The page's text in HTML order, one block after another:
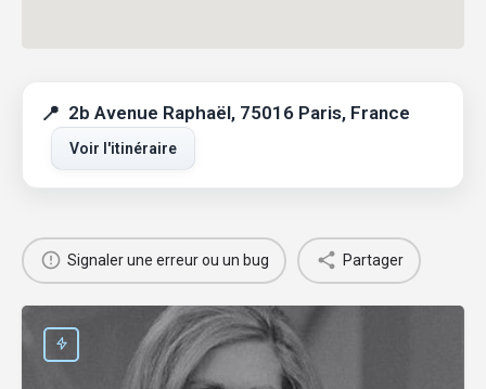
2b Avenue Raphaël, 75016 Paris, France
Voir l'itinéraire
Signaler une erreur ou un bug Partager